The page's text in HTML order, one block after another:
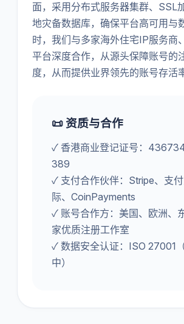
面，采用分布式服务器集群、SSL
地灾备数据库，确保平台高可用与
时，我们与多家海外住宅IP服务商
平台深度合作，从源头保障账号的
度，从而提供业界领先的账号存活
📜 资质与合作
✓ 香港商业登记证号：
389
✓ 支付合作伙伴：Stripe、支
际、CoinPayments
✓ 账号合作方：美国、欧洲、
家优质注册工作室
✓ 数据安全认证：ISO 27001
中）